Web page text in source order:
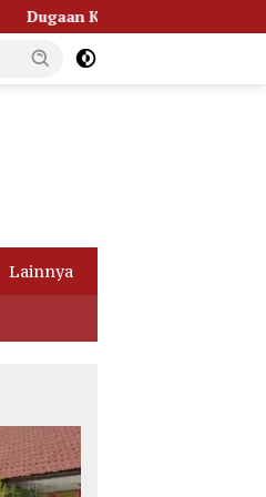
Dana Hibah Pilkada, Kejati
Lainnya